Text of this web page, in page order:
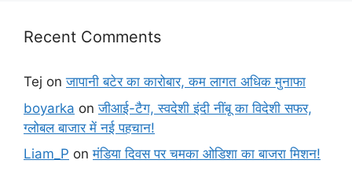
Recent Comments
Tej onजापानी बटेर का कारोबार, कम लागत अधिक मुनाफा
boyarka onजीआई-टैग, स्वदेशी इंदी नींबू का विदेशी सफर,
ग्लोबल बाजार में नई पहचान!
Liam_P onमंडिया दिवस पर चमका ओडिशा का बाजरा मिशन!